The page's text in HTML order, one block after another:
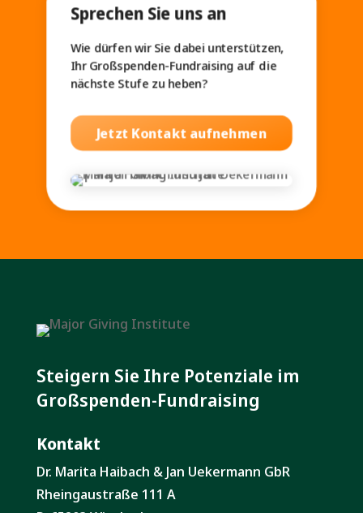
Sprechen Sie uns an
Wie dürfen wir Sie dabei unterstützen,
Ihr Großspenden-Fundraising auf die
nächste Stufe zu heben?
Jetzt Kontakt aufnehmen
Steigern Sie Ihre Potenziale im
Großspenden-Fundraising
Kontakt
Dr. Marita Haibach & Jan Uekermann GbR
Rheingaustraße 111 A